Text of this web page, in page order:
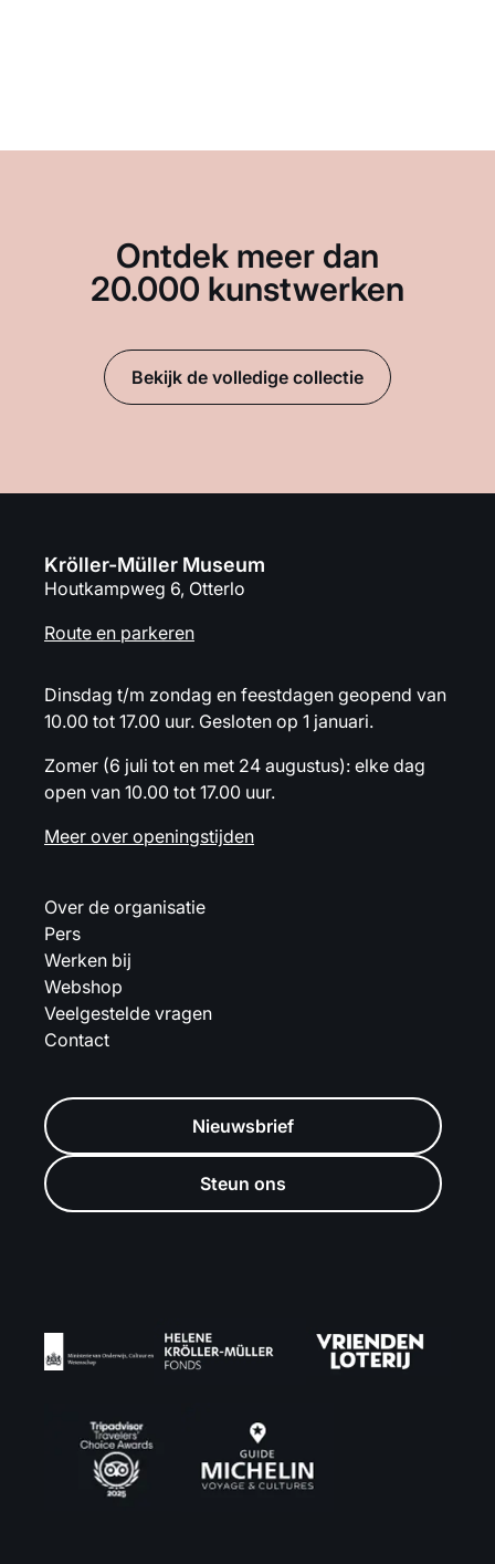
Ontdek meer dan
20.000 kunstwerken
Bekijk de volledige collectie
Kröller-Müller Museum
Houtkampweg 6, Otterlo
Route en parkeren
Dinsdag t/m zondag en feestdagen geopend van
10.00 tot 17.00 uur. Gesloten op 1 januari.
Zomer (6 juli tot en met 24 augustus): elke dag
open van 10.00 tot 17.00 uur.
Meer over openingstijden
Over de organisatie
Pers
Werken bij
Webshop
Veelgestelde vragen
Contact
Nieuwsbrief
Steun ons